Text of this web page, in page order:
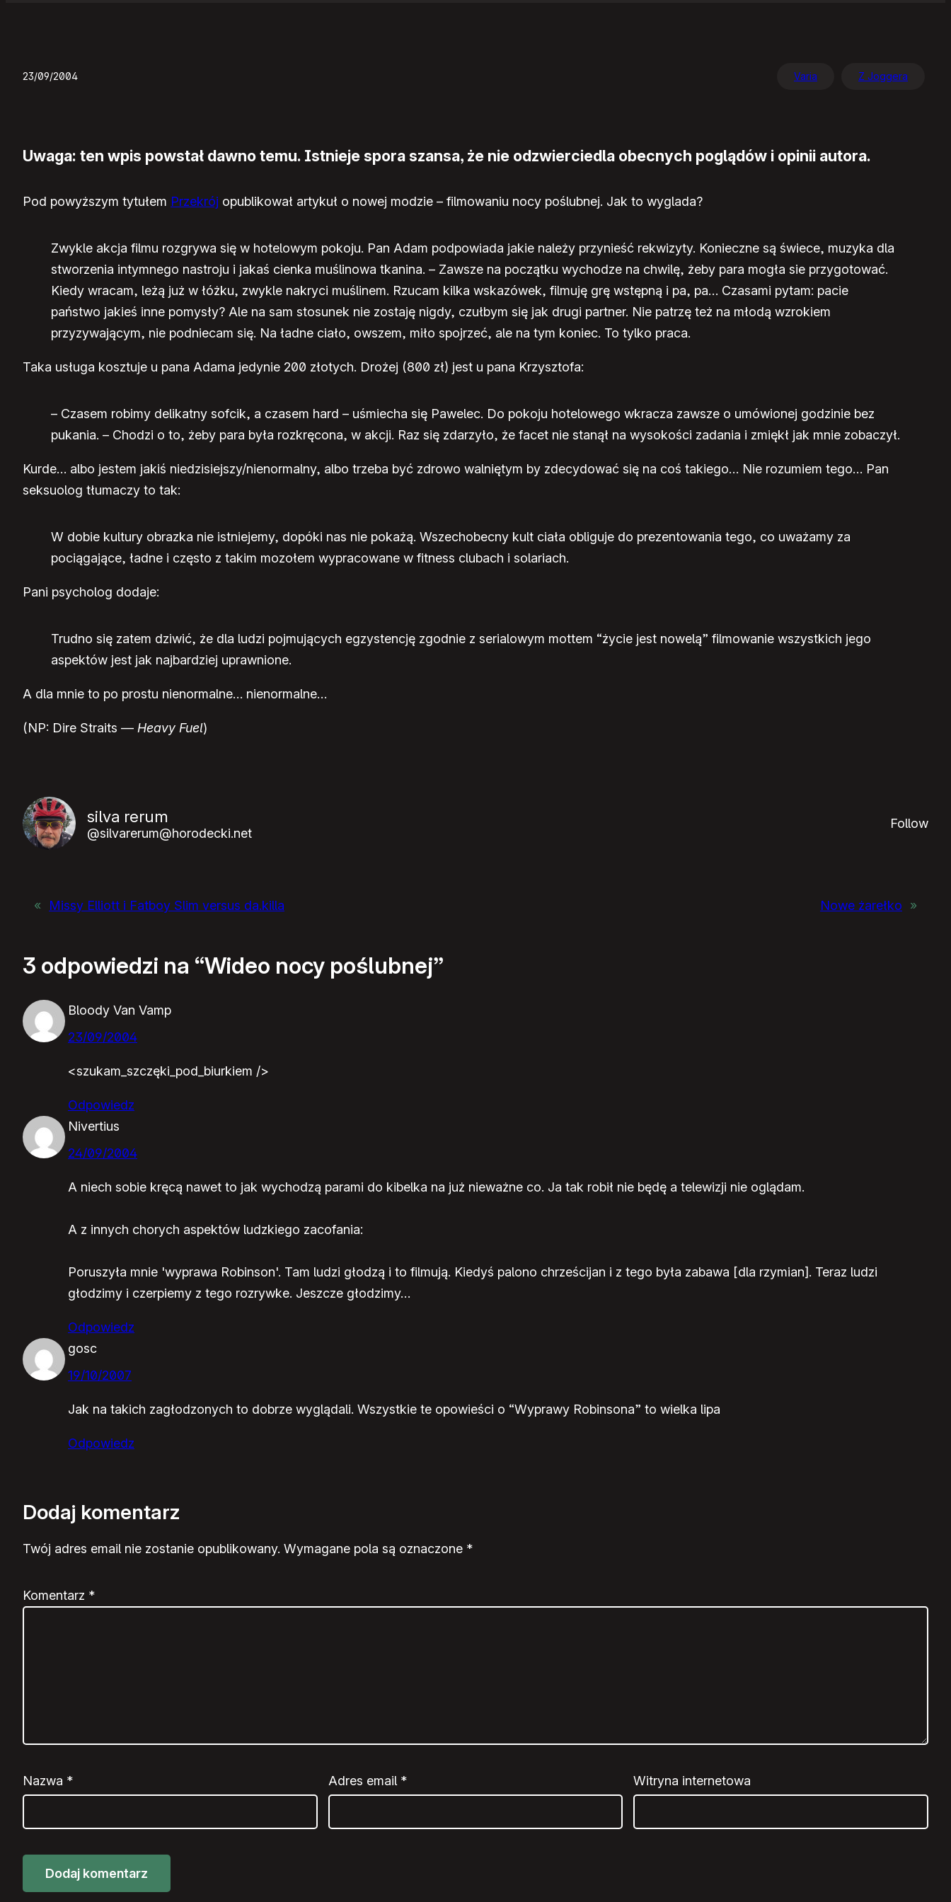
23/09/2004 Varia Z Joggera
Uwaga: ten wpis powstał dawno temu. Istnieje spora szansa, że nie odzwierciedla obecnych poglądów i opinii autora.
Pod powyższym tytułem Przekrój opublikował artykuł o nowej modzie – filmowaniu nocy poślubnej. Jak to wyglada?
Zwykle akcja filmu rozgrywa się w hotelowym pokoju. Pan Adam podpowiada jakie należy przynieść rekwizyty. Konieczne są świece, muzyka dla
stworzenia intymnego nastroju i jakaś cienka muślinowa tkanina. – Zawsze na początku wychodze na chwilę, żeby para mogła sie przygotować.
Kiedy wracam, leżą już w łóżku, zwykle nakryci muślinem. Rzucam kilka wskazówek, filmuję grę wstępną i pa, pa… Czasami pytam: pacie
państwo jakieś inne pomysły? Ale na sam stosunek nie zostaję nigdy, czułbym się jak drugi partner. Nie patrzę też na młodą wzrokiem
przyzywającym, nie podniecam się. Na ładne ciało, owszem, miło spojrzeć, ale na tym koniec. To tylko praca.
Taka usługa kosztuje u pana Adama jedynie 200 złotych. Drożej (800 zł) jest u pana Krzysztofa:
– Czasem robimy delikatny sofcik, a czasem hard – uśmiecha się Pawelec. Do pokoju hotelowego wkracza zawsze o umówionej godzinie bez
pukania. – Chodzi o to, żeby para była rozkręcona, w akcji. Raz się zdarzyło, że facet nie stanął na wysokości zadania i zmiękł jak mnie zobaczył.
Kurde… albo jestem jakiś niedzisiejszy/nienormalny, albo trzeba być zdrowo walniętym by zdecydować się na coś takiego… Nie rozumiem tego… Pan
seksuolog tłumaczy to tak:
W dobie kultury obrazka nie istniejemy, dopóki nas nie pokażą. Wszechobecny kult ciała obliguje do prezentowania tego, co uważamy za
pociągające, ładne i często z takim mozołem wypracowane w fitness clubach i solariach.
Pani psycholog dodaje:
Trudno się zatem dziwić, że dla ludzi pojmujących egzystencję zgodnie z serialowym mottem “życie jest nowelą” filmowanie wszystkich jego
aspektów jest jak najbardziej uprawnione.
A dla mnie to po prostu nienormalne… nienormalne…
(NP: Dire Straits — Heavy Fuel)
silva rerum
@silvarerum@horodecki.net
Follow
« Missy Elliott i Fatboy Slim versus da.killa Nowe żarełko »
3 odpowiedzi na “Wideo nocy poślubnej”
Bloody Van Vamp
23/09/2004
<szukam_szczęki_pod_biurkiem />
Odpowiedz
Nivertius
24/09/2004
A niech sobie kręcą nawet to jak wychodzą parami do kibelka na już nieważne co. Ja tak robił nie będę a telewizji nie oglądam.
A z innych chorych aspektów ludzkiego zacofania:
Poruszyła mnie 'wyprawa Robinson'. Tam ludzi głodzą i to filmują. Kiedyś palono chrześcijan i z tego była zabawa [dla rzymian]. Teraz ludzi
głodzimy i czerpiemy z tego rozrywke. Jeszcze głodzimy…
Odpowiedz
gosc
19/10/2007
Jak na takich zagłodzonych to dobrze wyglądali. Wszystkie te opowieści o “Wyprawy Robinsona” to wielka lipa
Odpowiedz
Dodaj komentarz
Twój adres email nie zostanie opublikowany. Wymagane pola są oznaczone *
Komentarz *
Nazwa * Adres email * Witryna internetowa